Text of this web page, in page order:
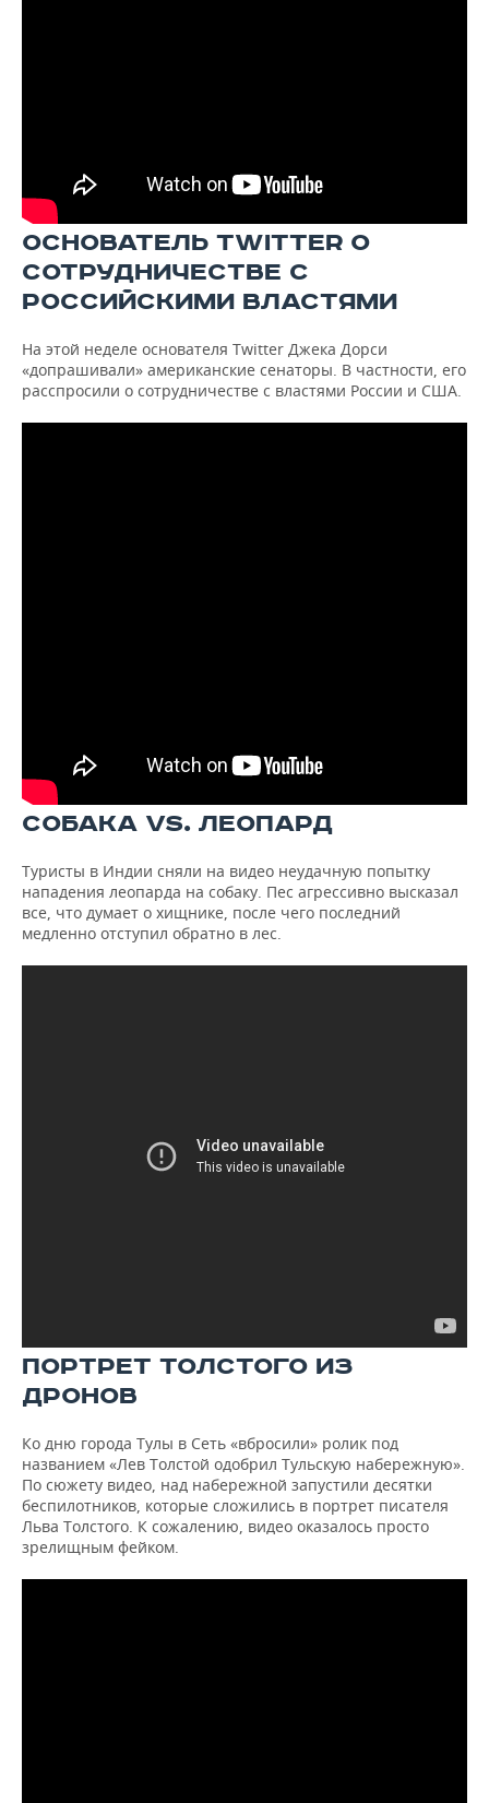
ОСНОВАТЕЛЬ TWITTER О
СОТРУДНИЧЕСТВЕ С
РОССИЙСКИМИ ВЛАСТЯМИ
На этой неделе основателя Twitter Джека Дорси
«допрашивали» американские сенаторы. В частности, его
расспросили о сотрудничестве с властями России и США.
СОБАКА VS. ЛЕОПАРД
Туристы в Индии сняли на видео неудачную попытку
нападения леопарда на собаку. Пес агрессивно высказал
все, что думает о хищнике, после чего последний
медленно отступил обратно в лес.
ПОРТРЕТ ТОЛСТОГО ИЗ
ДРОНОВ
Ко дню города Тулы в Сеть «вбросили» ролик под
названием «Лев Толстой одобрил Тульскую набережную».
По сюжету видео, над набережной запустили десятки
беспилотников, которые сложились в портрет писателя
Льва Толстого. К сожалению, видео оказалось просто
зрелищным фейком.